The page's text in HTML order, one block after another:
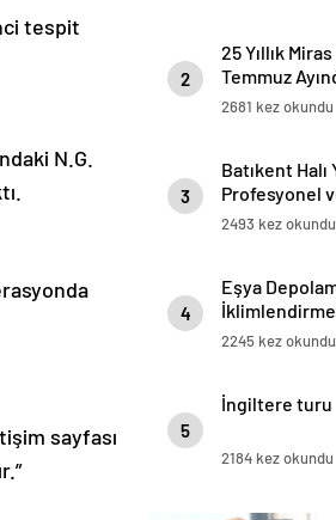
tespit
N.G.
sayfası
2
25 Yıllık
Temmuz
Duruşmasına
2681 kez okundu
3
Batıkent Halı
Profesyonel
Hizmetler
2493 kez okundu
4
Eşya
Güvenli
2245 kez okundu
5
İngiltere turu
2184 kez okundu